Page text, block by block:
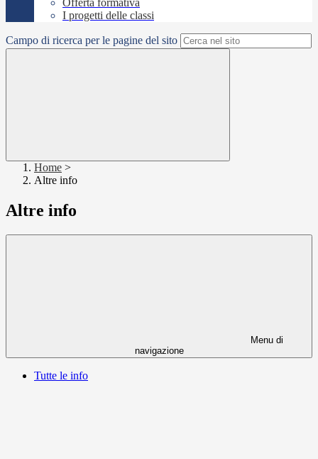
Offerta formativa
I progetti delle classi
Campo di ricerca per le pagine del sito
Home >
Altre info
Altre info
Menu di
navigazione
Tutte le info